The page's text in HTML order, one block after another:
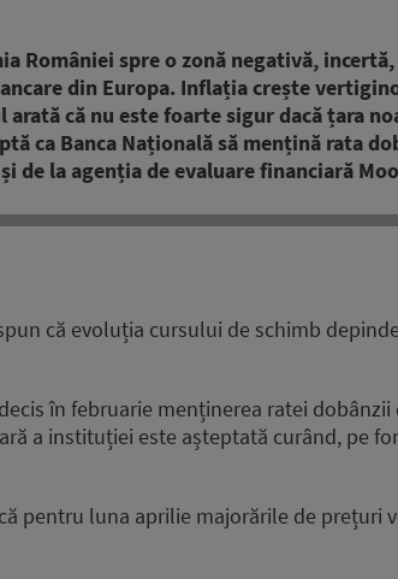
României spre o zonă negativă,
din Europa. Inflația crește
că nu este foarte sigur dacă țara
ca Banca Națională să mențină rata
de la agenția de evaluare financiară
că evoluția cursului de schimb
în februarie menținerea ratei
a instituției este așteptată curând, pe
pentru luna aprilie majorările de prețuri